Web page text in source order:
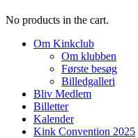
No products in the cart.
Om Kinkclub
Om klubben
Første besøg
Billedgalleri
Bliv Medlem
Billetter
Kalender
Kink Convention 2025